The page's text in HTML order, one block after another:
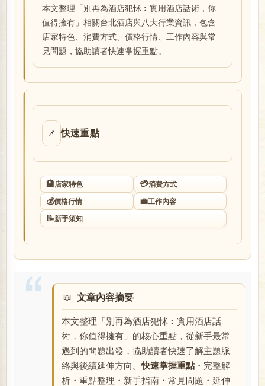
本文整理「別再為酒店犯怵︰實用酒店話術，你
值得擁有」相關台北酒店與八大行業資訊，包含
店家特色、消費方式、價格行情、工作內容與常
見問題，協助讀者快速掌握重點。
📌 快速重點
🏨店家特色 💳消費方式
💰價格行情 💼工作內容
📝新手須知
文章內容摘要
本文整理「別再為酒店犯怵︰實用酒店話
術，你值得擁有」的核心重點，從新手最常
遇到的問題出發，協助讀者快速了解主題脈
絡與後續延伸方向。快速掌握重點 ・完整解
析・重點整理・新手指南・常見問題・延伸